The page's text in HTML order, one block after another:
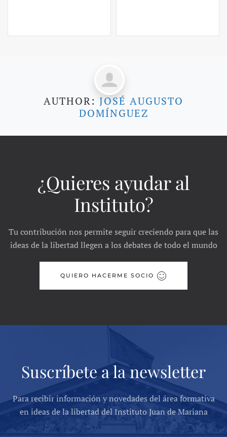
AUTHOR: JOSÉ AUGUSTO
DOMÍNGUEZ
¿Quieres ayudar al
Instituto?
Tu contribución nos permite seguir creciendo para que las
ideas de la libertad llegen a los debates de todo el mundo
QUIERO HACERME SOCIO
Suscríbete a la newsletter
Para recibir información y novedades del área formativa
en ideas de la libertad del Instituto Juan de Mariana